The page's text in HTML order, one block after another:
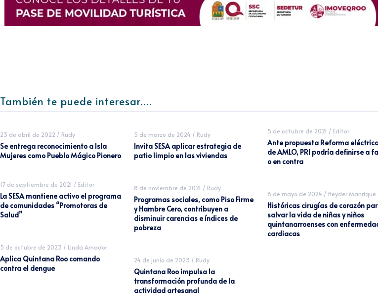
También te puede interesar....
23 de abril de 2022 / Rudy
Se entrega reconocimiento a Isla
Mujeres como Pueblo Mágico Pionero
17 de septiembre de 2021 / Editor
La SESA mantiene activo el programa
de comunidades “Promotoras de
Salud”
5 de octubre de 2023 / Linda Amador
Aplica Quintana Roo comando
contra el dengue
5 de marzo de 2024 / Rudy
Invita SESA aplicar estrategia de
patio limpio en las viviendas
8 de noviembre de 2021 / Rudy
Programas sociales, como Piso Firme
y Hambre Cero, contribuyen a
disminuir carencias e índices de
pobreza
24 de junio de 2023 / Rudy
Quintana Roo impulsa la
transformación profunda de la
actividad artesanal
5 de octubre de 2021 / Editor
Ante propuesta Reforma
de AMLO, PRI podría definirse a
o en contra
8 de mayo de 2024 / Heyder Manrique
Históricas cirugías de corazón
salvar la vida de niñas y niños
quintanarroenses con
cardiacas